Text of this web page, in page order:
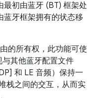
最初由蓝牙 (BT) 框架处
蓝牙框架拥有的状态移
的所有权，此功能可使
与其他蓝牙配置文件
和 LE 音频）保持一
栈之间的交互，从而实